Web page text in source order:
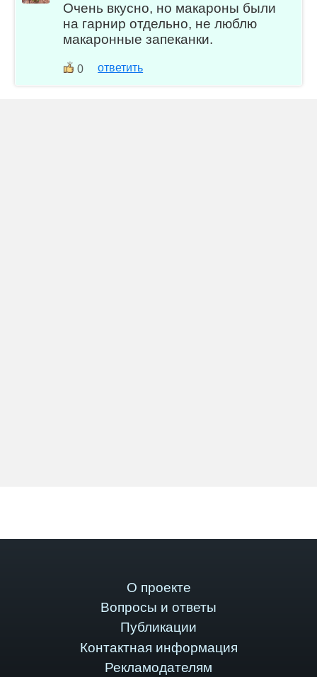
Очень вкусно, но макароны были
на гарнир отдельно, не люблю
макаронные запеканки.
0 ответить
О проекте
Вопросы и ответы
Публикации
Контактная информация
Рекламодателям